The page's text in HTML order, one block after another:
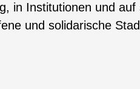
in Institutionen und
und solidarische